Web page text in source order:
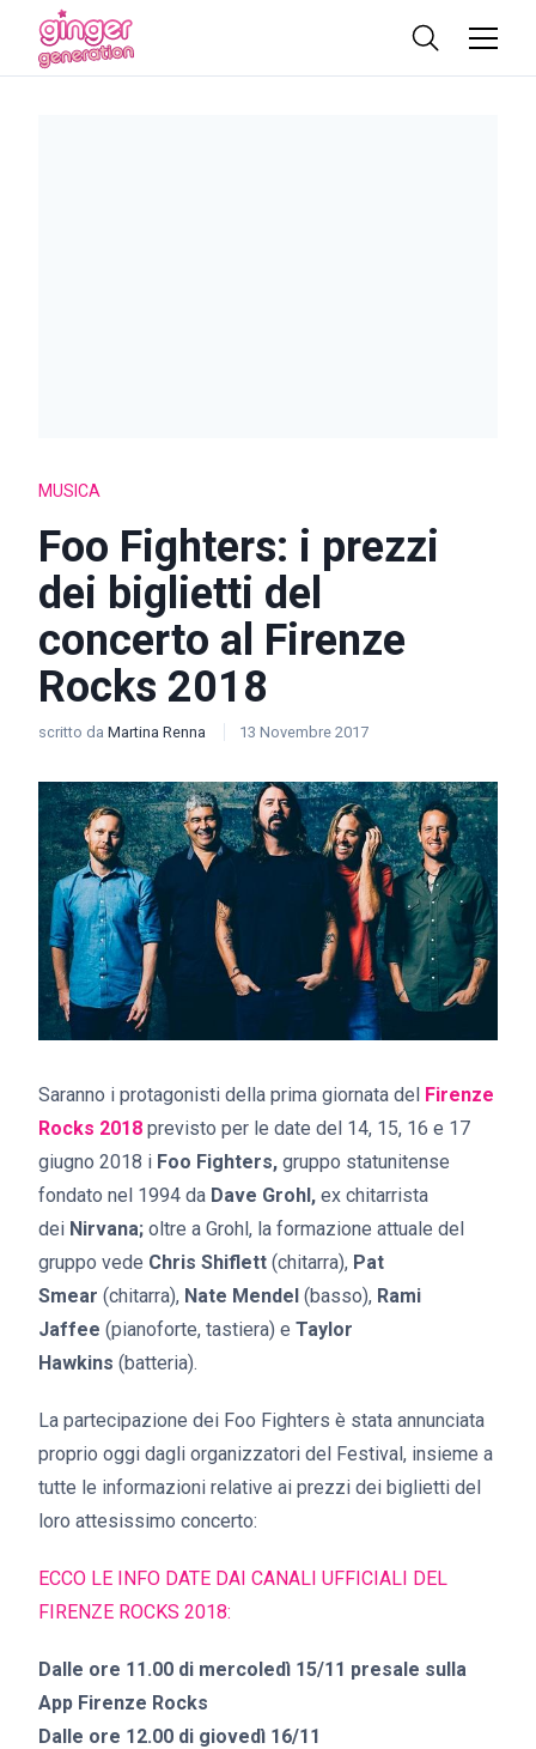
MUSICA
Foo Fighters: i prezzi
dei biglietti del
concerto al Firenze
Rocks 2018
scritto da Martina Renna 13 Novembre 2017
Saranno i protagonisti della prima giornata del Firenze
Rocks 2018 previsto per le date del 14, 15, 16 e 17
giugno 2018 i Foo Fighters, gruppo statunitense
fondato nel 1994 da Dave Grohl, ex chitarrista
dei Nirvana; oltre a Grohl, la formazione attuale del
gruppo vede Chris Shiflett (chitarra), Pat
Smear (chitarra), Nate Mendel (basso), Rami
Jaffee (pianoforte, tastiera) e Taylor
Hawkins (batteria).
La partecipazione dei Foo Fighters è stata annunciata
proprio oggi dagli organizzatori del Festival, insieme a
tutte le informazioni relative ai prezzi dei biglietti del
loro attesissimo concerto:
ECCO LE INFO DATE DAI CANALI UFFICIALI DEL
FIRENZE ROCKS 2018:
Dalle ore 11.00 di mercoledì 15/11 presale sulla
App Firenze Rocks
Dalle ore 12.00 di giovedì 16/11